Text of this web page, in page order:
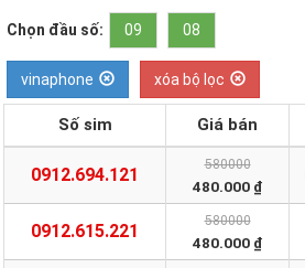
Chọn đầu số: 09 08
vinaphone xóa bộ lọc
Số sim Giá bán
0912.694.121 580000
480.000 ₫
0912.615.221 580000
480.000 ₫